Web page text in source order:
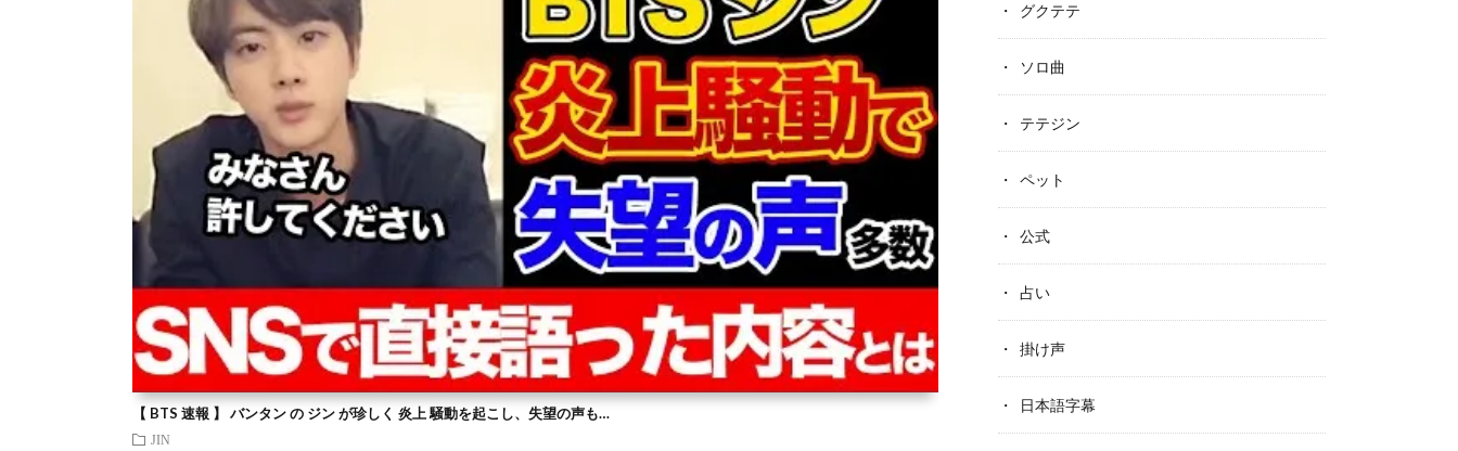
【 BTS 速報 】 バンタン の ジン が珍しく 炎上 騒動を起こし、失望の声も…
JIN
グクテテ
ソロ曲
テテジン
ペット
公式
占い
掛け声
日本語字幕